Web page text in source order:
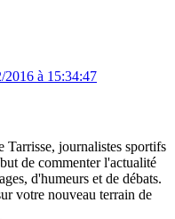
2016 à 15:34:47
Tarrisse, journalistes sportifs
de commenter l'actualité
d'humeurs et de débats.
votre nouveau terrain de